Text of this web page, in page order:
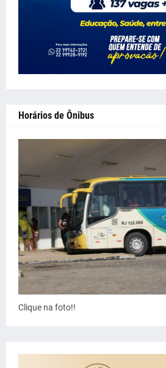
Horários de Ônibus
Clique na foto!!